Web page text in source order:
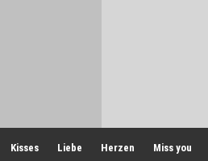
Kisses Liebe Herzen Miss you